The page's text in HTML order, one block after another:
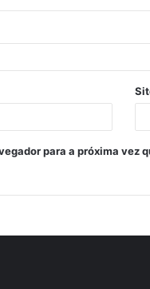
para a próxima vez